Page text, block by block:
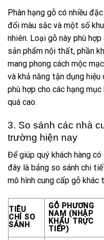
Phân hạng gỗ có nhiều
đổi màu sắc và một số
nhiên. Loại gỗ này phù
sản phẩm nội thất, phần
mang phong cách mộc
và khả năng tận dụng hiệu
phù hợp cho các hạng
quá cao.
3. So sánh các nhà
trường hiện nay
Để giúp quý khách hàng
đây là bảng so sánh chi
mô hình cung cấp gỗ khác
TIÊU
CHÍ SO
SÁNH
GỖ PHƯƠNG
NAM (NHẬP
KHẨU TRỰC
TIẾP)